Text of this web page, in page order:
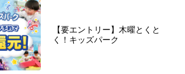
【要エントリー】木曜とくと
く！キッズパーク